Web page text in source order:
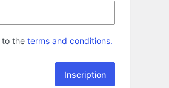
to the terms and conditions.